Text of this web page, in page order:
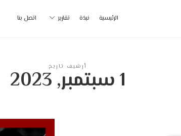
الرئيسية نبذة تقارير اتصل بنا
أرشيف تاريخ
1 سبتمبر, 2023